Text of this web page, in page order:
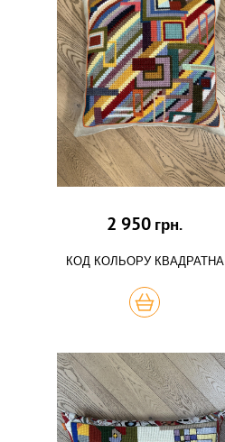
2 950 грн.
КОД КОЛЬОРУ КВАДРАТНА
КУПИТЬ